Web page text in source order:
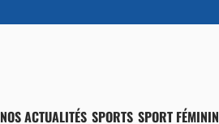
NOS ACTUALITÉS SPORTS SPORT FÉMININ